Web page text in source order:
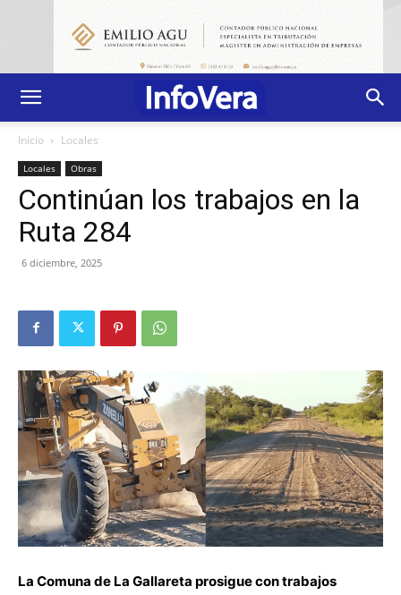
Inicio Locales
Locales Obras
Continúan los trabajos en la
Ruta 284
6 diciembre, 2025
La Comuna de La Gallareta prosigue con trabajos